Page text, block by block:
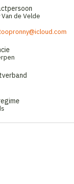
Van de Velde